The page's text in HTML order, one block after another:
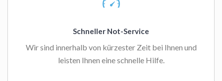
Schneller Not-Service
Wir sind innerhalb von kürzester Zeit bei Ihnen und
leisten Ihnen eine schnelle Hilfe.